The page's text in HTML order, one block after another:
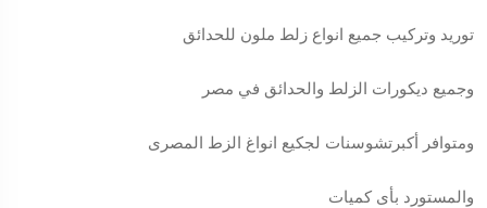
توريد وتركيب جميع انواع زلط ملون للحدائق
وجميع ديكورات الزلط والحدائق في مصر
ومتوافر أكبرتشوسنات لجكيع انواغ الزط المصرى
والمستورد بأى كميات